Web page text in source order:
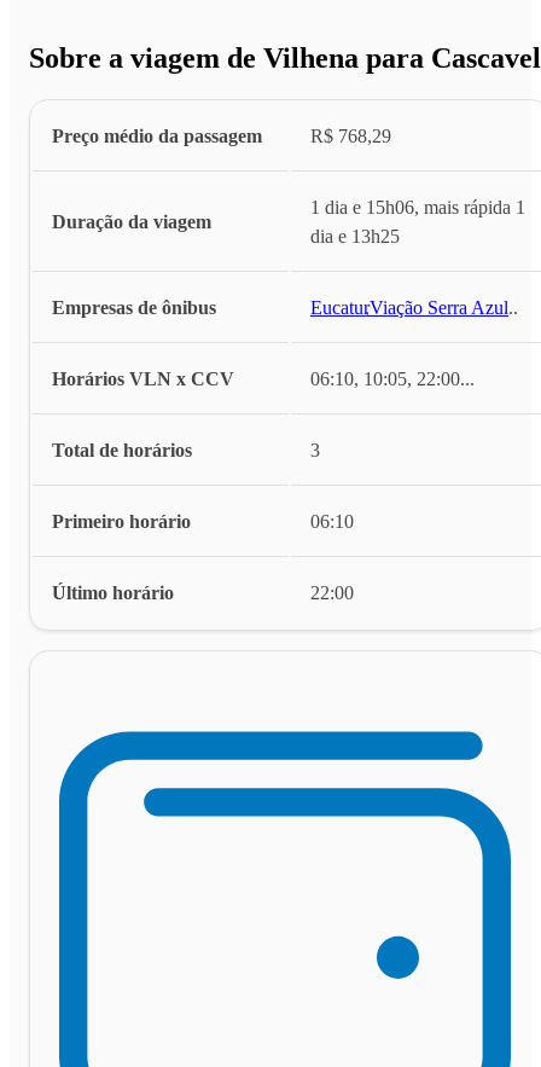
Sobre a viagem de Vilhena para Cascavel
Preço médio da passagem R$ 768,29
Duração da viagem
1 dia e 15h06, mais rápida 1
dia e 13h25
Empresas de ônibus Eucatur,Viação Serra Azul...
Horários VLN x CCV 06:10, 10:05, 22:00...
Total de horários 3
Primeiro horário 06:10
Último horário 22:00